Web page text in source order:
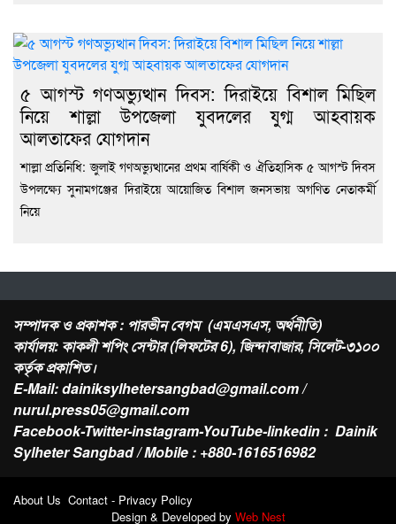
৫ আগস্ট গণঅভ্যুত্থান দিবস: দিরাইয়ে বিশাল মিছিল
নিয়ে শাল্লা উপজেলা যুবদলের যুগ্ম আহবায়ক
আলতাফের যোগদান
শাল্লা প্রতিনিধি: জুলাই গণঅভ্যুত্থানের প্রথম বার্ষিকী ও ঐতিহাসিক ৫ আগস্ট দিবস
উপলক্ষ্যে সুনামগঞ্জের দিরাইয়ে আয়োজিত বিশাল জনসভায় অগণিত নেতাকর্মী
নিয়ে
সম্পাদক ও প্রকাশক : পারভীন বেগম (এমএসএস, অর্থনীতি)
কার্যালয়: কাকলী শপিং সেন্টার (লিফটের 6), জিন্দাবাজার, সিলেট-৩১০০
কর্তৃক প্রকাশিত।
E-Mail: dainiksylhetersangbad@gmail.com /
nurul.press05@gmail.com
Facebook-Twitter-instagram-YouTube-linkedin : Dainik
Sylheter Sangbad / Mobile : +880-1616516982
About Us Contact - Privacy Policy
Design & Developed by Web Nest